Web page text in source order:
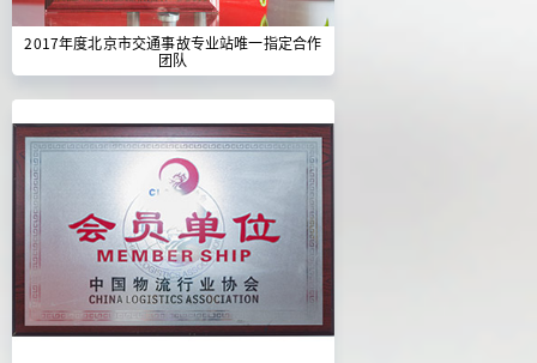
2017年度北京市交通事故专业站唯一指定合作
团队